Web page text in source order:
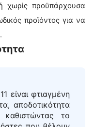
χωρίς προϋπάρχουσα
προϊόντος για να
είναι φτιαγμένη
αποδοτικότητα
το